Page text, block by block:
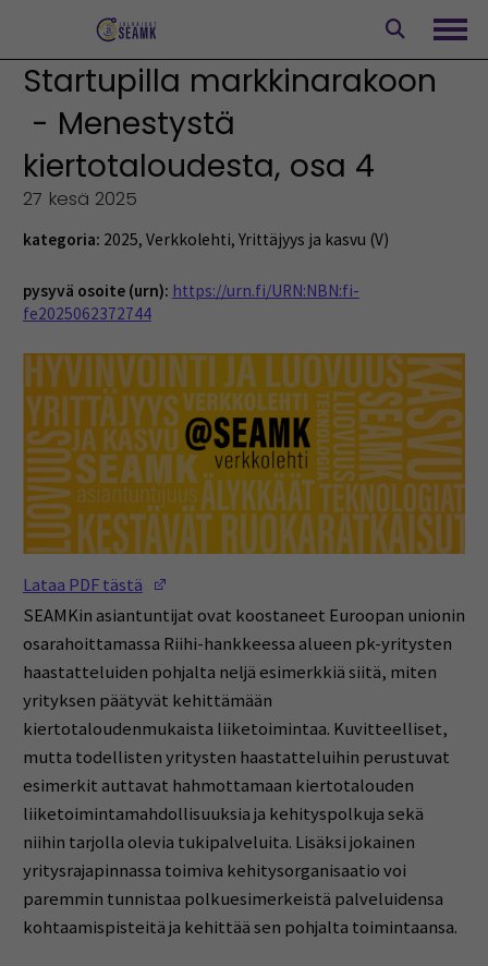
Startupilla markkinarakoon
- Menestystä
kiertotaloudesta, osa 4
27 kesä 2025
kategoria: 2025, Verkkolehti, Yrittäjyys ja kasvu (V)
pysyvä osoite (urn): https://urn.fi/URN:NBN:fi-
fe2025062372744
Lataa PDF tästä
SEAMKin asiantuntijat ovat koostaneet Euroopan unionin
osarahoittamassa Riihi-hankkeessa alueen pk-yritysten
haastatteluiden pohjalta neljä esimerkkiä siitä, miten
yrityksen päätyvät kehittämään
kiertotaloudenmukaista liiketoimintaa. Kuvitteelliset,
mutta todellisten yritysten haastatteluihin perustuvat
esimerkit auttavat hahmottamaan kiertotalouden
liiketoimintamahdollisuuksia ja kehityspolkuja sekä
niihin tarjolla olevia tukipalveluita. Lisäksi jokainen
yritysrajapinnassa toimiva kehitysorganisaatio voi
paremmin tunnistaa polkuesimerkeistä palveluidensa
kohtaamispisteitä ja kehittää sen pohjalta toimintaansa.